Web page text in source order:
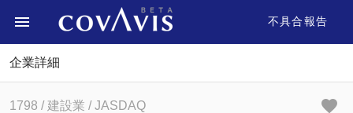
不具合報告
企業詳細
1798 / 建設業 / JASDAQ